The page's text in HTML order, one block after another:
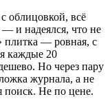
облицовкой, всё
и надеялся, что не
плитка — ровная, с
каждые 20
Но через пару
журнала, а не
поиск. Не по цене.